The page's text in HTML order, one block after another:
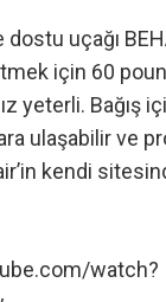
dostu uçağı
için 60
yeterli. Bağış
ulaşabilir ve
kendi
watch?